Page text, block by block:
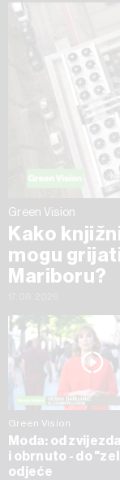
Green Vision
Kako
mogu
Mariboru?
Green Vision
Moda: od
i obrnuto - do
odjeće